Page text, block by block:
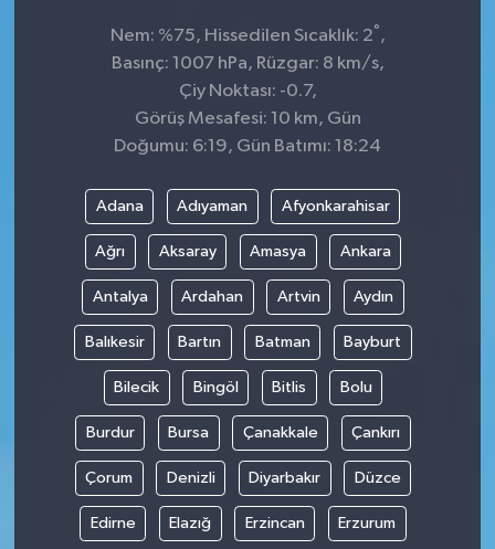
Nem: %75, Hissedilen Sıcaklık: 2° ,
Basınç: 1007 hPa, Rüzgar: 8 km/s,
Çiy Noktası: -0.7,
Görüş Mesafesi: 10 km, Gün
Doğumu: 6:19, Gün Batımı: 18:24
Adana Adıyaman Afyonkarahisar
Ağrı Aksaray Amasya Ankara
Antalya Ardahan Artvin Aydın
Balıkesir Bartın Batman Bayburt
Bilecik Bingöl Bitlis Bolu
Burdur Bursa Çanakkale Çankırı
Çorum Denizli Diyarbakır Düzce
Edirne Elazığ Erzincan Erzurum